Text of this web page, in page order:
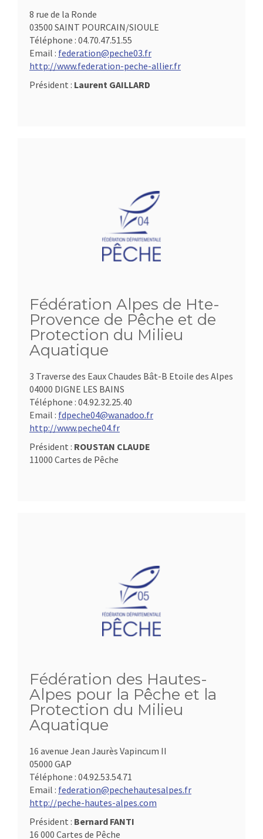
8 rue de la Ronde
03500 SAINT POURCAIN/SIOULE
Téléphone : 04.70.47.51.55
Email : federation@peche03.fr
http://www.federation-peche-allier.fr
Président : Laurent GAILLARD
Fédération Alpes de Hte-
Provence de Pêche et de
Protection du Milieu
Aquatique
3 Traverse des Eaux Chaudes Bât-B Etoile des Alpes
04000 DIGNE LES BAINS
Téléphone : 04.92.32.25.40
Email : fdpeche04@wanadoo.fr
http://www.peche04.fr
Président : ROUSTAN CLAUDE
11000 Cartes de Pêche
Fédération des Hautes-
Alpes pour la Pêche et la
Protection du Milieu
Aquatique
16 avenue Jean Jaurès Vapincum II
05000 GAP
Téléphone : 04.92.53.54.71
Email : federation@pechehautesalpes.fr
http://peche-hautes-alpes.com
Président : Bernard FANTI
16 000 Cartes de Pêche